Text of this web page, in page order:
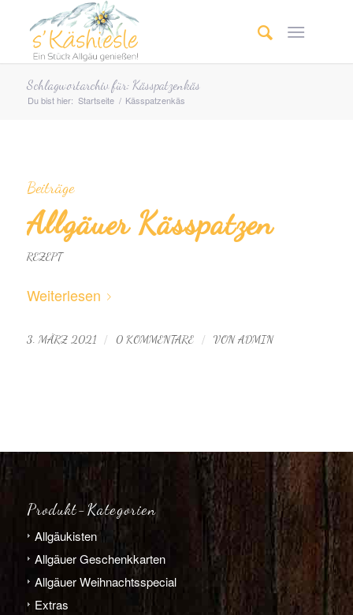
Schlagwortarchiv für: Kässpatzenkäs
Du bist hier: Startseite / Kässpatzenkäs
Beiträge
Allgäuer Kässpatzen
REZEPT
Weiterlesen
3. MÄRZ 2021 / 0 KOMMENTARE / VONADMIN
Produkt-Kategorien
Allgäu­­kisten
Allgäuer Geschenkkarten
Allgäuer Weihnachts­­special
Extras